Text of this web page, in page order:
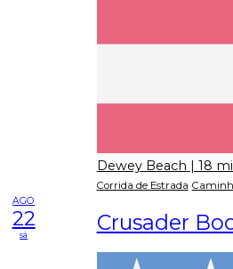
Dewey Beach | 18
Corrida de Estrada
AGO
22
sá Crusader